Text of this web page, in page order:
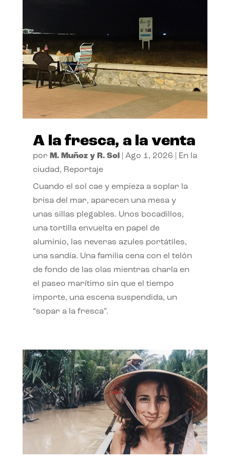
A la fresca, a la venta
por M. Muñoz y R. Sol| Ago 1, 2026
En la
ciudad, Reportaje
Cuando el sol cae y empieza a soplar la
brisa del mar, aparecen una mesa y
unas sillas plegables. Unos bocadillos,
una tortilla envuelta en papel de
aluminio, las neveras azules portátiles,
una sandía. Una familia cena con el telón
de fondo de las olas mientras charla en
el paseo marítimo sin que el tiempo
importe, una escena suspendida, un
“sopar a la fresca”.